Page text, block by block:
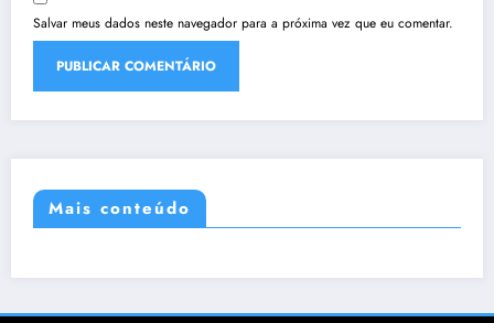
Salvar meus dados neste navegador para a próxima vez que eu comentar.
Mais conteúdo